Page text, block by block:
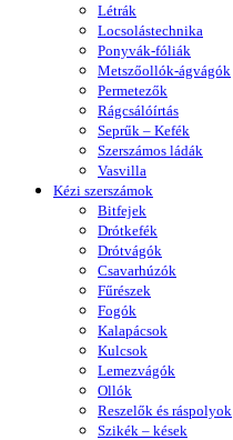
Létrák
Locsolástechnika
Ponyvák-fóliák
Metszőollók-ágvágók
Permetezők
Rágcsálóírtás
Seprűk – Kefék
Szerszámos ládák
Vasvilla
Kézi szerszámok
Bitfejek
Drótkefék
Drótvágók
Csavarhúzók
Fűrészek
Fogók
Kalapácsok
Kulcsok
Lemezvágók
Ollók
Reszelők és ráspolyok
Szikék – kések